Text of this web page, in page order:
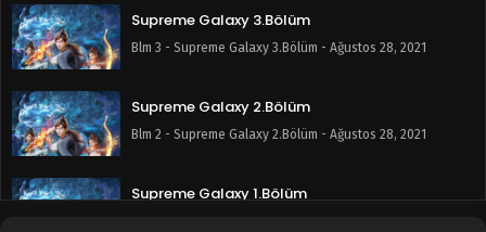
Supreme Galaxy 3.Bölüm
Blm 3 - Supreme Galaxy 3.Bölüm - Ağustos 28, 2021
Supreme Galaxy 2.Bölüm
Blm 2 - Supreme Galaxy 2.Bölüm - Ağustos 28, 2021
Supreme Galaxy 1.Bölüm